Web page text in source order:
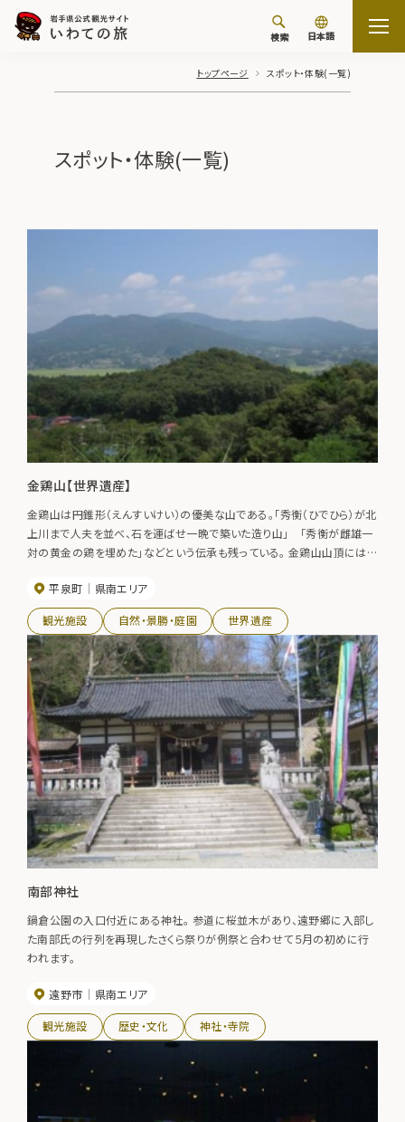
検索 日本語
トップページ スポット・体験(一覧)
スポット・体験(一覧)
金鶏山【世界遺産】
金鶏山は円錐形（えんすいけい）の優美な山である。「秀衡（ひでひら）が北
上川まで人夫を並べ、石を運ばせ一晩で築いた造り山」 「秀衡が雌雄一
対の黄金の鶏を埋めた」などという伝承も残っている。 金鶏山山頂には
である。その時の出土遺物は、東京国立博物館と毛越寺がそれぞれ保管
している。
平泉町 県南エリア
観光施設 自然・景勝・庭園 世界遺産
南部神社
鍋倉公園の入口付近にある神社。 参道に桜並木があり、遠野郷に入部し
た南部氏の行列を再現したさくら祭りが例祭と合わせて５月の初めに行
われます。
遠野市 県南エリア
観光施設 歴史・文化 神社・寺院